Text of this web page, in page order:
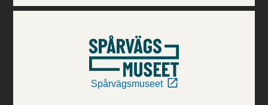
Spårvägsmuseet